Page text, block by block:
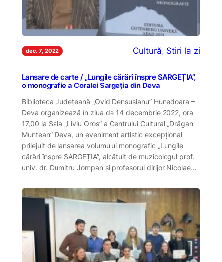
dec. 7, 2022 Cultură, Stiri la zi
Lansare de carte / „Lungile cărări înspre SARGEȚIA”,
o monografie a Coralei Sargeția din Deva
Biblioteca Județeană „Ovid Densusianu” Hunedoara –
Deva organizează în ziua de 14 decembrie 2022, ora
17,00 la Sala „Liviu Oros” a Centrului Cultural „Drăgan
Muntean” Deva, un eveniment artistic excepțional
prilejuit de lansarea volumului monografic „Lungile
cărări înspre SARGEȚIA”, alcătuit de muzicologul prof.
univ. dr. Dumitru Jompan și profesorul dirijor Nicolae…